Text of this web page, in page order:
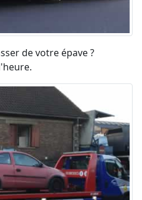
de votre épave ?